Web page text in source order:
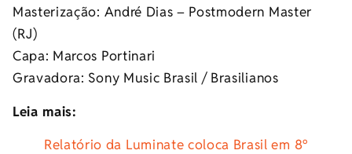
Masterização: André Dias – Postmodern Master
(RJ)
Capa: Marcos Portinari
Gravadora: Sony Music Brasil / Brasilianos
Leia mais:
Relatório da Luminate coloca Brasil em 8º